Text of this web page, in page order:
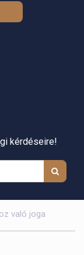
kérdéseire!
való joga